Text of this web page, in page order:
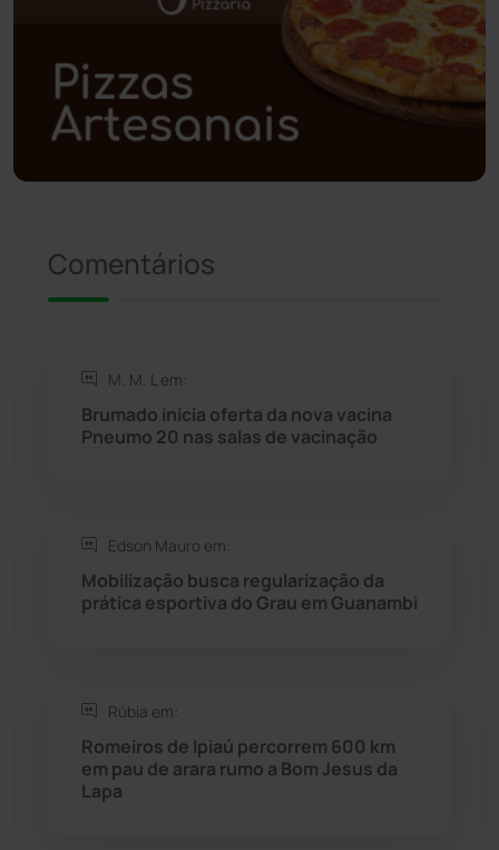
Polícia Civil (58)
Polícia Militar (27)
Política (03)
Riacho de Santana
Rio de Contas
Rio do Antônio
Saúde
Seabra (50)
Sítio do Mato
Sudoeste Baiano
Comentários
M. M. L em:
Brumado inicia oferta da nova vacina
Pneumo 20 nas salas de vacinação
Edson Mauro em:
Mobilização busca regularização da
prática esportiva do Grau em Guanambi
Rúbia em:
Romeiros de Ipiaú percorrem 600 km
em pau de arara rumo a Bom Jesus da
Lapa